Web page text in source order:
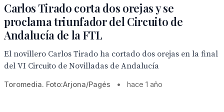
Carlos Tirado corta dos orejas y se
proclama triunfador del Circuito de
Andalucía de la FTL
El novillero Carlos Tirado ha cortado dos orejas en la final
del VI Circuito de Novilladas de Andalucía
Toromedia. Foto:Arjona/Pagés • hace 1 año